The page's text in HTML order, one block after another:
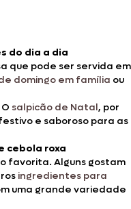
do dia a dia
que pode ser servida em
domingo em família ou
salpicão de Natal, por
e saboroso para as
cebola roxa
favorita. Alguns gostam
ingredientes para
uma grande variedade